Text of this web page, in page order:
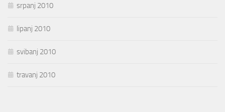
srpanj 2010
lipanj 2010
svibanj 2010
travanj 2010